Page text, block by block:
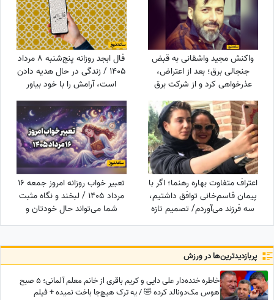
واکنش مجید واشقانی به قبض
جنجالی برق؛ بعد از اعتراض،
عذرخواهی کرد و از شرکت برق
تشکر کرد
فال ابجد روزانه پنج‌شنبه 8 مرداد
1405 / زندگی در حال هدیه دادن
است، آرامش را با خود بیاور
اعتراف متفاوت بهاره رهنما؛ اگر با
پیمان قاسم‌خانی توافق داشتیم،
سه فرزند می‌آوردم/ تصمیم تازه
برای ازدواج
تعبیر خواب روزانه امروز جمعه 16
مرداد 1405 / لبخند و نگاه مثبت
شما می‌تواند حال خودتان و
اطرافیانتان را بهتر کند
پربازدید‌ترین‌ها در ورزش
خاطره خنده‌دار علی دایی و کریم باقری از خانم معلم آلمانی؛ 5 صبح
هوس مک‌دونالد کرده 🤣 / یه ترک هیچ‌جا باخت نمیده + فیلم